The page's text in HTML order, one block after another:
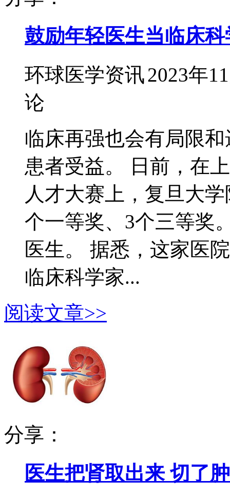
鼓励年轻医生当临床
环球医学资讯2023年
论
临床再强也会有局限
患者受益。 日前，在
人才大赛上，复旦大
个一等奖、3个三等奖
医生。 据悉，这家医
临床科学家...
阅读文章>>
分享：
医生把肾取出来 切了